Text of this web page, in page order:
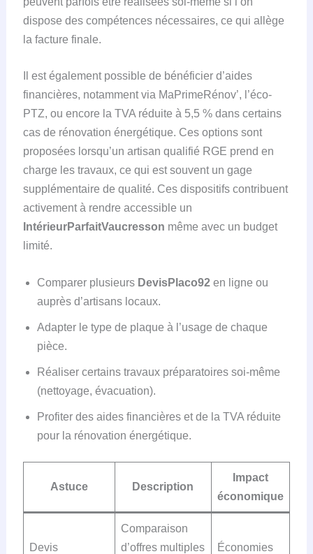
dispose des compétences nécessaires, ce qui allège
la facture finale.
Il est également possible de bénéficier d’aides
financières, notamment via MaPrimeRénov’, l’éco-
PTZ, ou encore la TVA réduite à 5,5 % dans certains
cas de rénovation énergétique. Ces options sont
proposées lorsqu’un artisan qualifié RGE prend en
charge les travaux, ce qui est souvent un gage
supplémentaire de qualité. Ces dispositifs contribuent
activement à rendre accessible un
IntérieurParfaitVaucresson même avec un budget
limité.
Comparer plusieurs DevisPlaco92en ligne ou
auprès d’artisans locaux.
Adapter le type de plaque à l’usage de chaque
pièce.
Réaliser certains travaux préparatoires soi-même
(nettoyage, évacuation).
Profiter des aides financières et de la TVA réduite
pour la rénovation énergétique.
Astuce Description
Impact
économique
Devis
Comparaison
d’offres multiples
Économies